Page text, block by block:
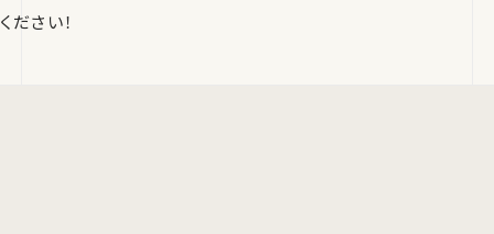
ください！